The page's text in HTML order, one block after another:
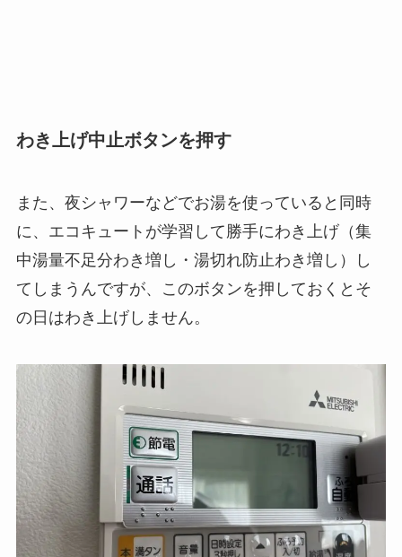
わき上げ中止ボタンを押す
また、夜シャワーなどでお湯を使っていると同時
に、エコキュートが学習して勝手にわき上げ（集
中湯量不足分わき増し・湯切れ防止わき増し）し
てしまうんですが、このボタンを押しておくとそ
の日はわき上げしません。